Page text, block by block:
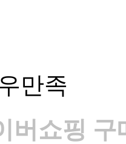
만족
버쇼핑 구